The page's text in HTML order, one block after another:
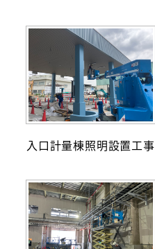
入口計量棟照明設置工事